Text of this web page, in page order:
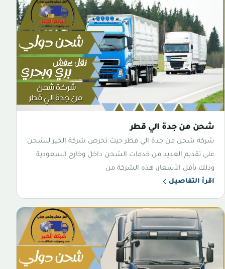
شحن من جدة الي قطر
شركة شحن من جدة الي قطر حيث تحرص شركة الخير للشحن
على تقديم العديد من خدمات الشحن داخل وخارج السعودية
وذلك بأقل الأسعار، هذه الشركة من
اقرأ التفاصيل